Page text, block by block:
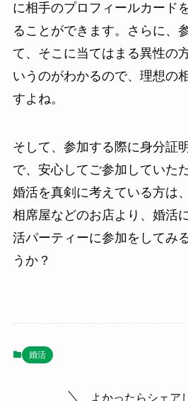
に相手のプロフィールカード
ることができます。さらに、
て、そこに当てはまる異性の
いうのがわかるので、理想の
すよね。
そして、参加する際に身分証
で、安心してご参加していた
婚活を真剣に考えている方は
相席屋などのお店より、婚活
活パーティーに参加をしてみ
うか？
婚活
よかったらシェア